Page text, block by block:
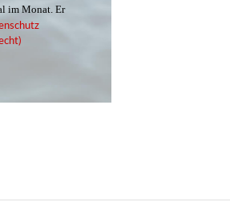
im Monat. Er